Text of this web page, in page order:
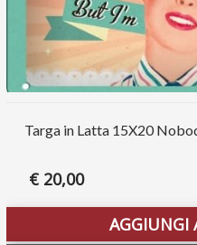
Targa in Latta 15X20
€ 20,00
AGGIUNGI